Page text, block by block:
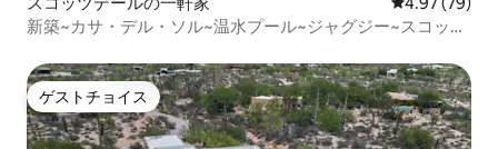
新築~カサ・デル・ソル~温水プール~ジャグジー~スコッツ
ゲストチョイス
ゲストチョイス